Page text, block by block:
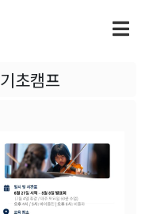
초캠프